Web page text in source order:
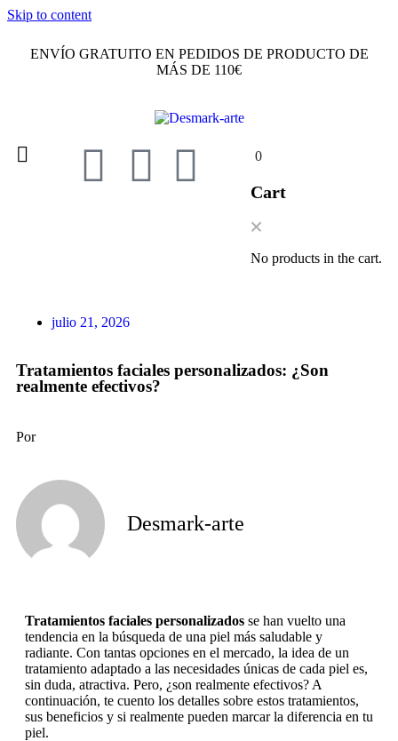
Skip to content
ENVÍO GRATUITO EN PEDIDOS DE PRODUCTO DE
MÁS DE 110€
0
Cart
No products in the cart.
julio 21, 2026
Tratamientos faciales personalizados: ¿Son
realmente efectivos?
Por
Desmark-arte
Tratamientos faciales personalizados se han vuelto una
tendencia en la búsqueda de una piel más saludable y
radiante. Con tantas opciones en el mercado, la idea de un
tratamiento adaptado a las necesidades únicas de cada piel es,
sin duda, atractiva. Pero, ¿son realmente efectivos? A
continuación, te cuento los detalles sobre estos tratamientos,
sus beneficios y si realmente pueden marcar la diferencia en tu
piel.